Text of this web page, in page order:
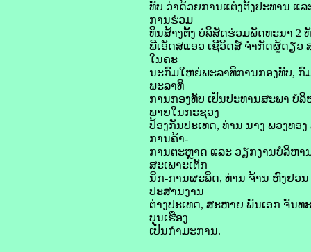
ທັບ ວ່າດ້ວຍການແຕ່ງຕັ້ງປະທານ ແ
ການຮ່ວມ
ທຶນສ້າງຕັ້ງ ບໍລິສັດຮ່ວມພັດທະນາ 2
ພີເອັດສແອວ ເຊີວິດສ໌ ຈຳກັດຜູ້ດຽວ ສ
ໃນຄະ
ນະກົມໃຫຍ່ພະລາທິການກອງທັບ,
ພະລາທິ
ການກອງທັບ ເປັນປະທານສະພາ ບໍ
ພາຍໃນກະຊວງ
ປ້ອງກັນປະເທດ, ທ່ານ ນາງ ພວງທ
ການຄ້າ-
ການຕະຫຼາດ ແລະ ວຽກງານບໍລິຫາ
ສະເພາະເຕັກ
ນິກ-ການຜະລິດ, ທ່ານ ຈ້ານ ຫົງຢວ
ປະສານງານ
ຕ່າງປະເທດ, ສະຫາຍ ພັນເອກ ຈັນທ
ບຸນເຮືອງ
ເປັນກຳມະການ.